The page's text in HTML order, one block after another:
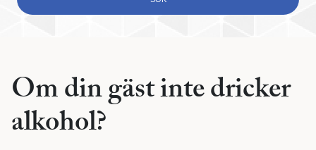
Om din gäst inte dricker
alkohol?